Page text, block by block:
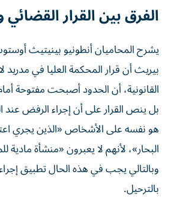
الفرق بين القرار
يشرح المحاميان أنطونيو بينيتيث
بيريث أن قرار المحكمة العليا في مدريد
القانونية، أن الحدود أصبحت مفتوحة
بل ينص القرار على أن إجراء الرفض عند
هو نفسه على الأشخاص «الذين يجري
البحار»، لأنهم لا يعبرون «منشأة مادية
وبالتالي يجب في هذه الحال تطبيق
بالترحيل.